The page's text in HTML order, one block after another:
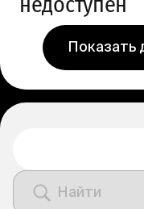
Показать